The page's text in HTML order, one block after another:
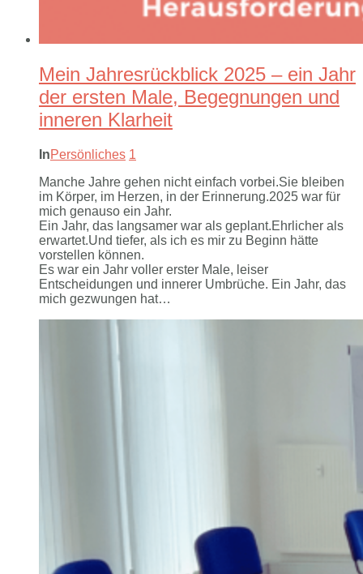
Mein Jahresrückblick 2025 – ein Jahr
der ersten Male, Begegnungen und
inneren Klarheit
InPersönliches 1
Manche Jahre gehen nicht einfach vorbei.Sie bleiben
im Körper, im Herzen, in der Erinnerung.2025 war für
mich genauso ein Jahr.
Ein Jahr, das langsamer war als geplant.Ehrlicher als
erwartet.Und tiefer, als ich es mir zu Beginn hätte
vorstellen können.
Es war ein Jahr voller erster Male, leiser
Entscheidungen und innerer Umbrüche. Ein Jahr, das
mich gezwungen hat…